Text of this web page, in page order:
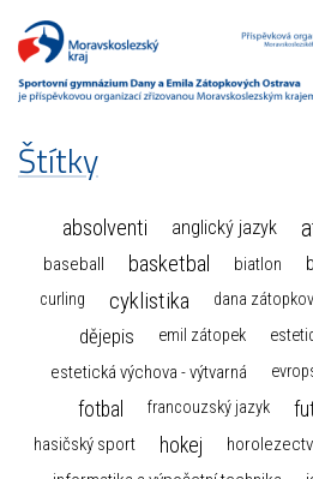
Štítky
absolventi anglický jazyk
baseball basketbal biatlon
curling cyklistika dana
dějepis emil zátopek
estetická výchova - výtvarná
fotbal francouzský jazyk
hasičský sport hokej